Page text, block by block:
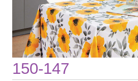
150-147